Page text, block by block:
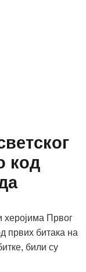
код
Првог
првих битака на
били су